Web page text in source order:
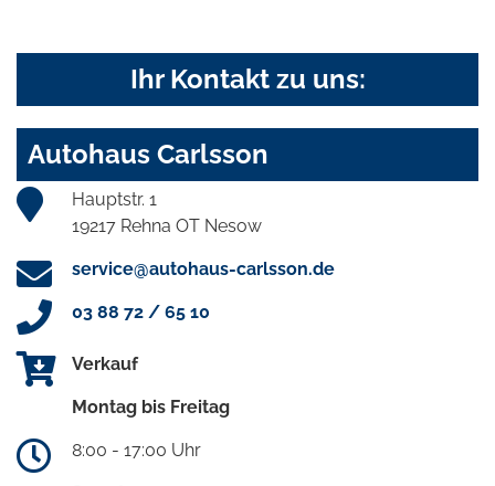
Ihr Kontakt zu uns:
Autohaus Carlsson
Hauptstr. 1
19217 Rehna OT Nesow
service@autohaus-carlsson.de
03 88 72 / 65 10
Verkauf
Montag bis Freitag
8:00 - 17:00 Uhr